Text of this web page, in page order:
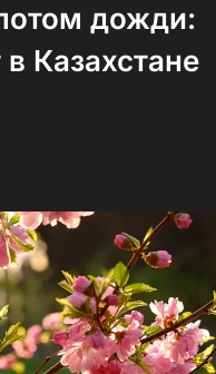
дожди:
Казахстане